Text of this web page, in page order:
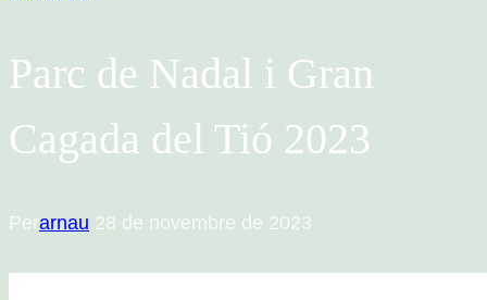
Parc de Nadal i Gran
Cagada del Tió 2023
Perarnau 28 de novembre de 2023